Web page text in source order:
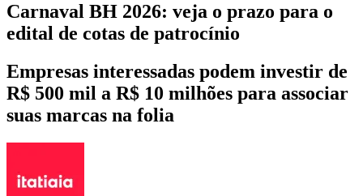
Carnaval BH 2026: veja o prazo para o
edital de cotas de patrocínio
Empresas interessadas podem investir de
R$ 500 mil a R$ 10 milhões para associar
suas marcas na folia